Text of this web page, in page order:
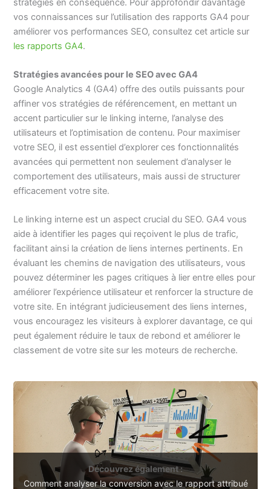
stratégies en conséquence. Pour approfondir davantage
vos connaissances sur l’utilisation des rapports GA4 pour
améliorer vos performances SEO, consultez cet article sur
les rapports GA4.
Stratégies avancées pour le SEO avec GA4
Google Analytics 4 (GA4) offre des outils puissants pour
affiner vos stratégies de référencement, en mettant un
accent particulier sur le linking interne, l’analyse des
utilisateurs et l’optimisation de contenu. Pour maximiser
votre SEO, il est essentiel d’explorer ces fonctionnalités
avancées qui permettent non seulement d’analyser le
comportement des utilisateurs, mais aussi de structurer
efficacement votre site.
Le linking interne est un aspect crucial du SEO. GA4 vous
aide à identifier les pages qui reçoivent le plus de trafic,
facilitant ainsi la création de liens internes pertinents. En
évaluant les chemins de navigation des utilisateurs, vous
pouvez déterminer les pages critiques à lier entre elles pour
améliorer l’expérience utilisateur et renforcer la structure de
votre site. En intégrant judicieusement des liens internes,
vous encouragez les visiteurs à explorer davantage, ce qui
peut également réduire le taux de rebond et améliorer le
classement de votre site sur les moteurs de recherche.
Découvrez également :
Comment analyser la conversion avec le rapport attribué